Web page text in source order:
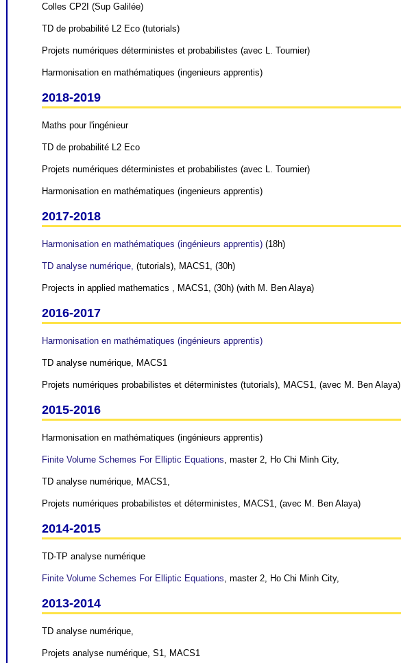
Colles CP2I (Sup Galilée)
TD de probabilité L2 Eco (tutorials)
Projets numériques déterministes et probabilistes (avec L. Tournier)
Harmonisation en mathématiques (ingenieurs apprentis)
2018-2019
Maths pour l'ingénieur
TD de probabilité L2 Eco
Projets numériques déterministes et probabilistes (avec L. Tournier)
Harmonisation en mathématiques (ingenieurs apprentis)
2017-2018
Harmonisation en mathématiques (ingénieurs apprentis) (18h)
TD analyse numérique, (tutorials), MACS1, (30h)
Projects in applied mathematics , MACS1, (30h) (with M. Ben Alaya)
2016-2017
Harmonisation en mathématiques (ingénieurs apprentis)
TD analyse numérique, MACS1
Projets numériques probabilistes et déterministes (tutorials), MACS1, (avec M. Ben Alaya)
2015-2016
Harmonisation en mathématiques (ingénieurs apprentis)
Finite Volume Schemes For Elliptic Equations , master 2, Ho Chi Minh City,
TD analyse numérique, MACS1,
Projets numériques probabilistes et déterministes, MACS1, (avec M. Ben Alaya)
2014-2015
TD-TP analyse numérique
Finite Volume Schemes For Elliptic Equations , master 2, Ho Chi Minh City,
2013-2014
TD analyse numérique,
Projets analyse numérique, S1, MACS1